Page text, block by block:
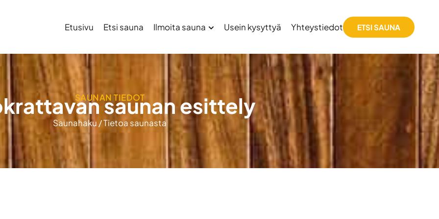
Etusivu Etsi sauna Ilmoita sauna Usein kysyttyä Yhteystiedot ETSI SAUNA
SAUNAN TIEDOT
saunan esittely
Saunahaku /Tietoa saunasta